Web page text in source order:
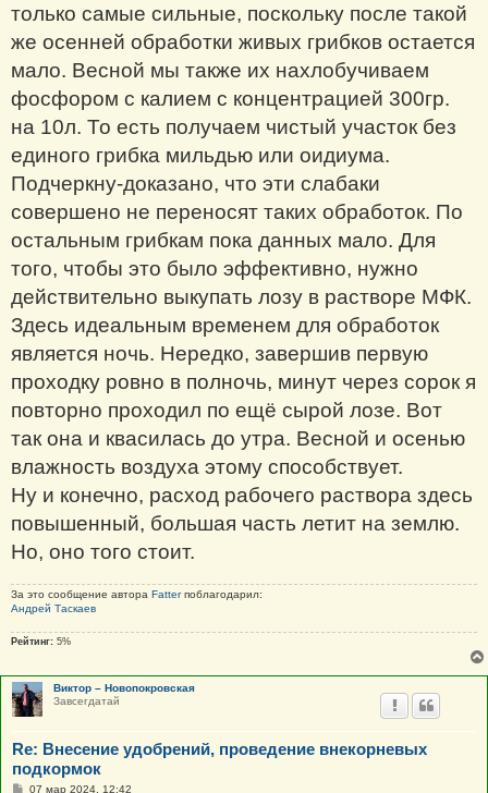
только самые сильные, поскольку после такой
же осенней обработки живых грибков остается
мало. Весной мы также их нахлобучиваем
фосфором с калием с концентрацией 300гр.
на 10л. То есть получаем чистый участок без
единого грибка мильдью или оидиума.
Подчеркну-доказано, что эти слабаки
совершено не переносят таких обработок. По
остальным грибкам пока данных мало. Для
того, чтобы это было эффективно, нужно
действительно выкупать лозу в растворе МФК.
Здесь идеальным временем для обработок
является ночь. Нередко, завершив первую
проходку ровно в полночь, минут через сорок я
повторно проходил по ещё сырой лозе. Вот
так она и квасилась до утра. Весной и осенью
влажность воздуха этому способствует.
Ну и конечно, расход рабочего раствора здесь
повышенный, большая часть летит на землю.
Но, оно того стоит.
За это сообщение автора Fatterпоблагодарил:
Андрей Таскаев
Рейтинг: 5%
Виктор – Новопокровская
Завсегдатай
Re: Внесение удобрений, проведение внекорневых
подкормок
С07 мар 2024, 12:42